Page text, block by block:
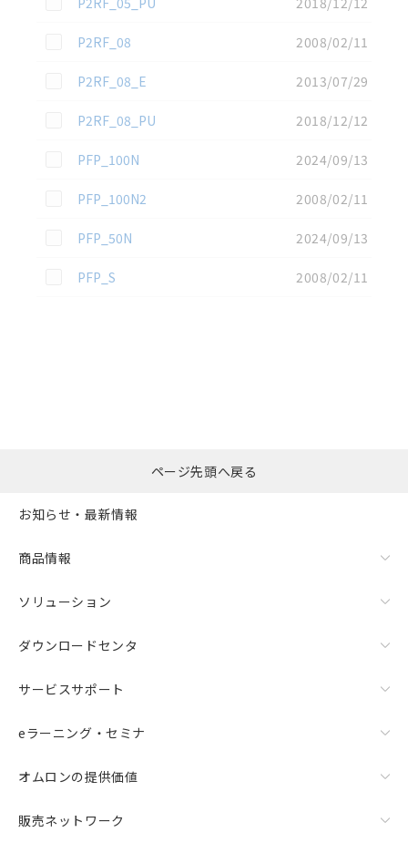
この資料を選択
P2RF_08
2008/02/11
この資料を選択
P2RF_08_E
2013/07/29
この資料を選択
P2RF_08_PU
2018/12/12
この資料を選択
PFP_100N
2024/09/13
この資料を選択
PFP_100N2
2008/02/11
この資料を選択
PFP_50N
2024/09/13
この資料を選択
PFP_S 2008/02/11
括ダウンロード
ページ先頭へ戻る
お知らせ・最新情報
商品情報
ソリューション
ダウンロードセンタ
サービスサポート
eラーニング・セミナ
オムロンの提供価値
販売ネットワーク